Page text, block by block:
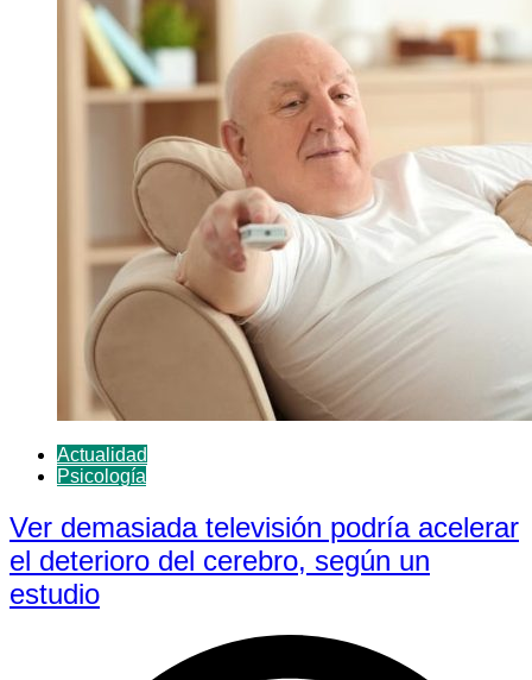
Actualidad
Psicología
Ver demasiada televisión podría acelerar
el deterioro del cerebro, según un
estudio